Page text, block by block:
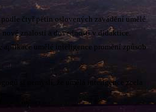
čtyř pětin oslovených zavádění umělé
znalosti a dovednosti v didaktice.
umělé inteligence promění způsob
si nemyslí, že umělá inteligence zcela